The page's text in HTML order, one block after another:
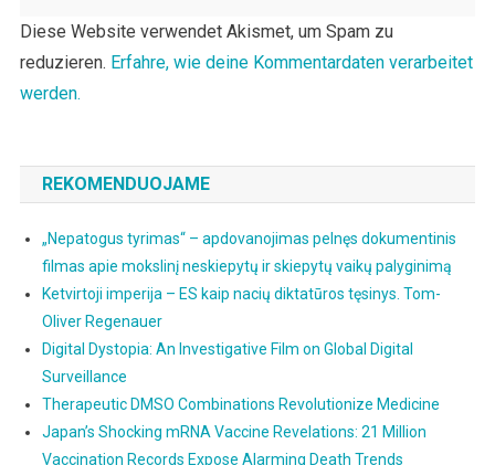
Diese Website verwendet Akismet, um Spam zu
reduzieren. Erfahre, wie deine Kommentardaten verarbeitet
werden.
REKOMENDUOJAME
„Nepatogus tyrimas“ – apdovanojimas pelnęs dokumentinis
filmas apie mokslinį neskiepytų ir skiepytų vaikų palyginimą
Ketvirtoji imperija – ES kaip nacių diktatūros tęsinys. Tom-
Oliver Regenauer
Digital Dystopia: An Investigative Film on Global Digital
Surveillance
Therapeutic DMSO Combinations Revolutionize Medicine
Japan’s Shocking mRNA Vaccine Revelations: 21 Million
Vaccination Records Expose Alarming Death Trends